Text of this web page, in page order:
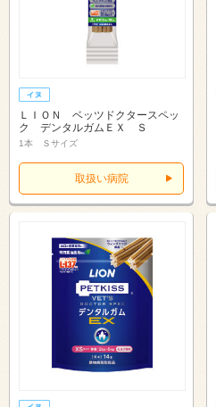
ＬＩＯＮ ベッツドクタースペッ
ク デンタルガムＥＸ Ｓ
1本 Ｓサイズ
取扱い病院